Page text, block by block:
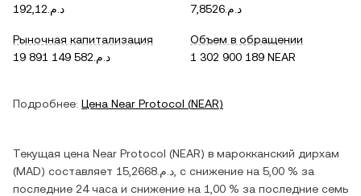
د.م.192,12
د.م.7,8526
Рыночная капитализация
د.م.19 891 149 582
Объем в обращении
1 302 900 189 NEAR
Подробнее: Цена Near Protocol (NEAR)
Текущая цена Near Protocol (NEAR) в марокканский дирхам
(MAD) составляет د.م.15,2668 , c снижение на 5,00 % за
последние 24 часа и снижение на 1,00 % за последние семь